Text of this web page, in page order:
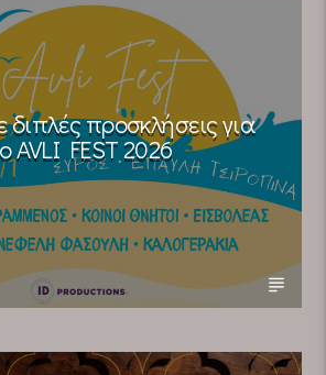
διπλές προσκλήσεις για
AVLI FEST 2026